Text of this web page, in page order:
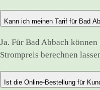
Kann ich meinen Tarif für Bad
Ja. Für Bad Abbach
Strompreis berechnen
Ist die Online-Bestellung für